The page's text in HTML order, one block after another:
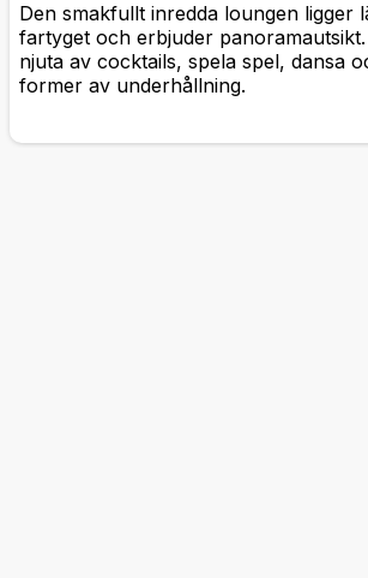
Den smakfullt inredda loungen ligger
fartyget och erbjuder
njuta av cocktails, spela spel, dansa
former av underhållning.